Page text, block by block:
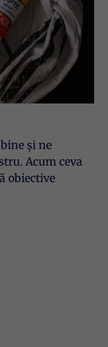
și ne
Acum ceva
obiective